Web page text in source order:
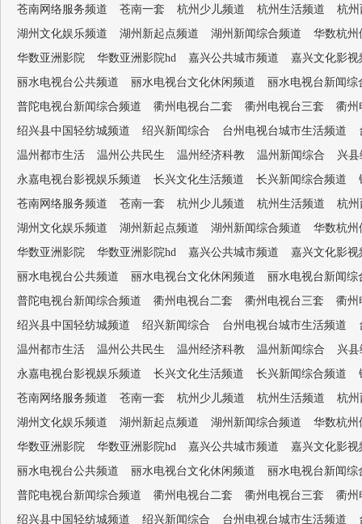
苍南网络服务频道
苍南一套 杭州少儿频道 杭州生活频道
杭州
湖州文化娱乐频道
湖州新起点频道 湖州新闻综合频道
华数杭州
华数亚洲影院
华数亚洲影院hd 嘉兴公共城市频道
嘉兴文化影视
丽水电视台公共频道
丽水电视台文化休闲频道
丽水电视台新闻综
普陀电视台新闻综合频道
衢州电视台二套 衢州电视台三套
衢州
绍兴县中国轻纺城频道
绍兴新闻综合 台州电视台城市生活频道
温州都市生活
温州公共民生 温州经济科教 温州新闻综合
兴
永嘉电视台影视娱乐频道
长兴文化生活频道 长兴新闻综合频道
苍南网络服务频道
苍南一套 杭州少儿频道 杭州生活频道
杭州
湖州文化娱乐频道
湖州新起点频道 湖州新闻综合频道
华数杭州
华数亚洲影院
华数亚洲影院hd 嘉兴公共城市频道
嘉兴文化影视
丽水电视台公共频道
丽水电视台文化休闲频道
丽水电视台新闻综
普陀电视台新闻综合频道
衢州电视台二套 衢州电视台三套
衢州
绍兴县中国轻纺城频道
绍兴新闻综合 台州电视台城市生活频道
温州都市生活
温州公共民生 温州经济科教 温州新闻综合
兴
永嘉电视台影视娱乐频道
长兴文化生活频道 长兴新闻综合频道
苍南网络服务频道
苍南一套 杭州少儿频道 杭州生活频道
杭州
湖州文化娱乐频道
湖州新起点频道 湖州新闻综合频道
华数杭州
华数亚洲影院
华数亚洲影院hd 嘉兴公共城市频道
嘉兴文化影视
丽水电视台公共频道
丽水电视台文化休闲频道
丽水电视台新闻综
普陀电视台新闻综合频道
衢州电视台二套 衢州电视台三套
衢州
绍兴县中国轻纺城频道
绍兴新闻综合 台州电视台城市生活频道